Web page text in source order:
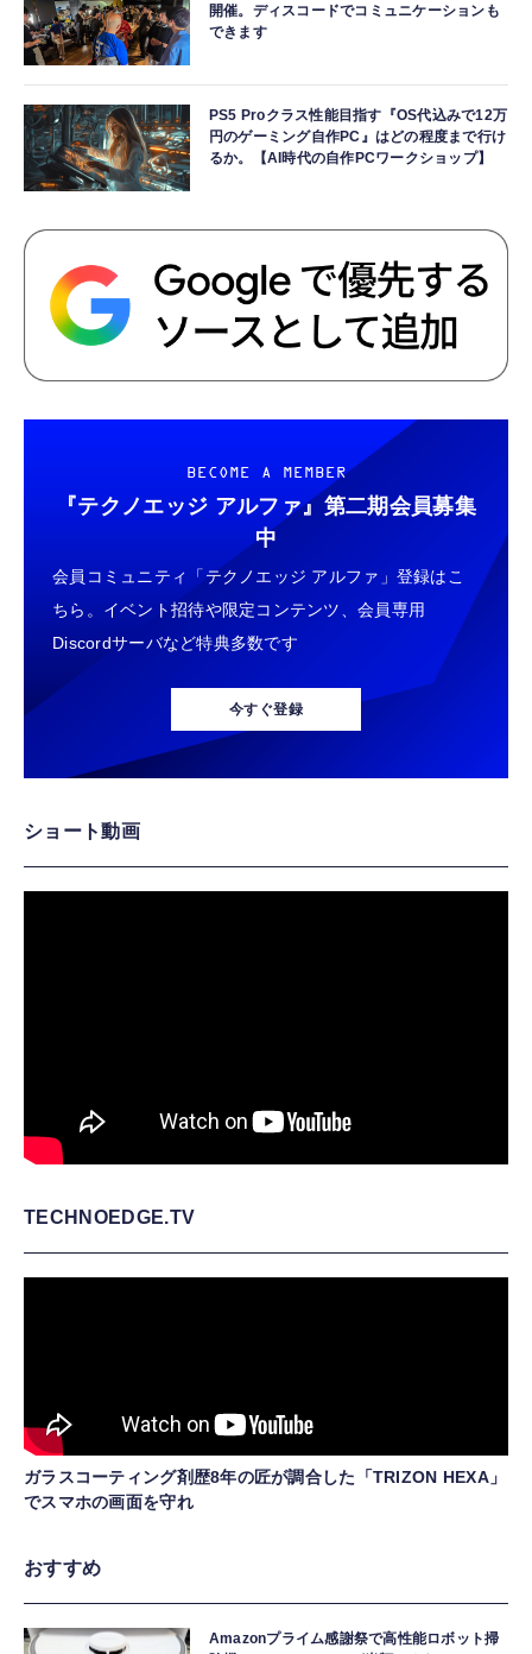
開催。ディスコードでコミュニケーションも
できます
PS5 Proクラス性能目指す『OS代込みで12万
円のゲーミング自作PC』はどの程度まで行け
るか。【AI時代の自作PCワークショップ】
BECOME A MEMBER
『テクノエッジ アルファ』 第二期会員募集
中
会員コミュニティ「テクノエッジ アルファ」登録はこ
ちら。イベント招待や限定コンテンツ、会員専用
Discordサーバなど特典多数です
今すぐ登録
ショート動画
TECHNOEDGE.TV
ガラスコーティング剤歴8年の匠が調合した「TRIZON HEXA」
でスマホの画面を守れ
おすすめ
Amazonプライム感謝祭で高性能ロボット掃